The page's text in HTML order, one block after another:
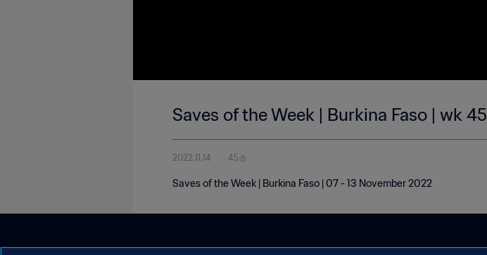
Saves of the Week | Burkina Faso | wk 45
2022.11.14 45초
Saves of the Week | Burkina Faso | 07 - 13 November 2022